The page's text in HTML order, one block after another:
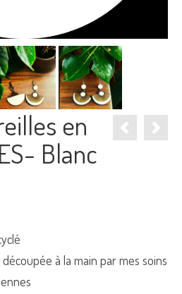
en
Blanc
à la main par mes soins